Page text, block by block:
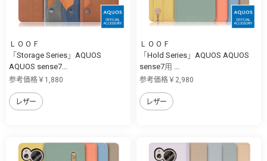
ＬＯＯＦ
「Storage Series」AQUOS
AQUOS sense7...
参考価格￥1,880
レザー
ＬＯＯＦ
「Hold Series」AQUOS AQUOS
sense7用 ...
参考価格￥2,980
レザー